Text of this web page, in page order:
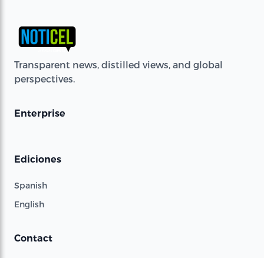
Transparent news, distilled views, and global
perspectives.
Enterprise
Ediciones
Spanish
English
Contact